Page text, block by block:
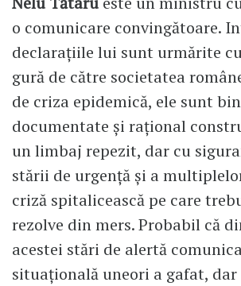
o comunicare convingătoare.
declarațiile lui sunt urmărite
gură de către societatea
de criza epidemică, ele sunt
documentate și rațional
un limbaj repezit, dar cu
stării de urgență și a
criză spitalicească pe care
rezolve din mers. Probabil că
acestei stări de alertă
situațională uneori a gafat,